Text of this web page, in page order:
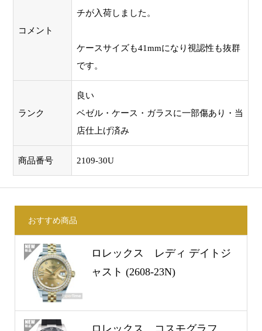
コメント
チが入荷しました。
ケースサイズも41mmになり視認性も抜群
です。
ランク
良い
ベゼル・ケース・ガラスに一部傷あり・当
店仕上げ済み
商品番号 2109-30U
おすすめ商品
ロレックス レディ デイトジ
ャスト (2608-23N)